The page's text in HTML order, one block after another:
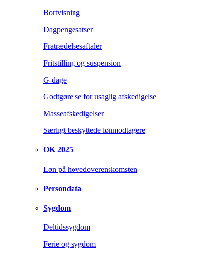
Bortvisning
Dagpengesatser
Fratrædelsesaftaler
Fritstilling og suspension
G-dage
Godtgørelse for usaglig afskedigelse
Masseafskedigelser
Særligt beskyttede lønmodtagere
OK 2025
Løn på hovedoverenskomsten
Persondata
Sygdom
Deltidssygdom
Ferie og sygdom